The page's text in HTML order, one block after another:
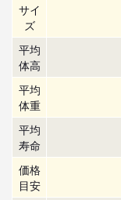
サイ
ズ
平均
体高
平均
体重
平均
寿命
価格
目安